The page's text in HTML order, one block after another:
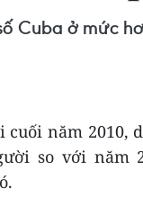
Cuba ở mức
cuối năm 2010,
so với năm